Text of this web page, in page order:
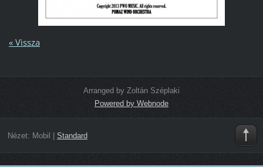
« Vissza
Arranged by Zoltán Széplaki
Powered by Webnode
Nézet: Mobil Standard